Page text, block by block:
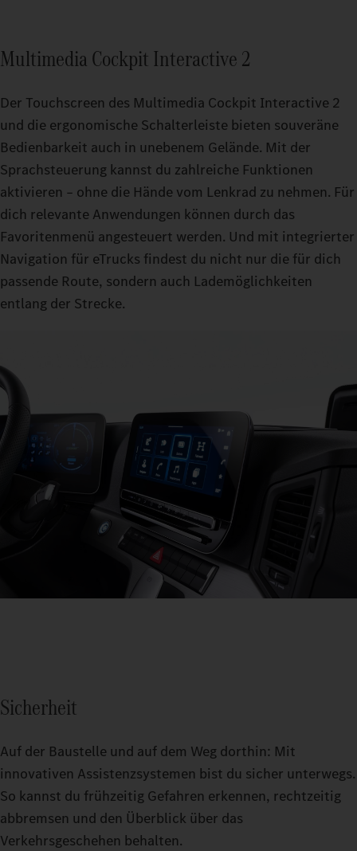
Multimedia Cockpit Interactive 2
Der Touchscreen des Multimedia Cockpit Interactive 2
und die ergonomische Schalterleiste bieten souveräne
Bedienbarkeit auch in unebenem Gelände. Mit der
Sprachsteuerung kannst du zahlreiche Funktionen
aktivieren – ohne die Hände vom Lenkrad zu nehmen. Für
dich relevante Anwendungen können durch das
Favoritenmenü angesteuert werden. Und mit integrierter
Navigation für eTrucks findest du nicht nur die für dich
passende Route, sondern auch Lademöglichkeiten
entlang der Strecke.
Sicherheit
Auf der Baustelle und auf dem Weg dorthin: Mit
innovativen Assistenzsystemen bist du sicher unterwegs.
So kannst du frühzeitig Gefahren erkennen, rechtzeitig
abbremsen und den Überblick über das
Verkehrsgeschehen behalten.